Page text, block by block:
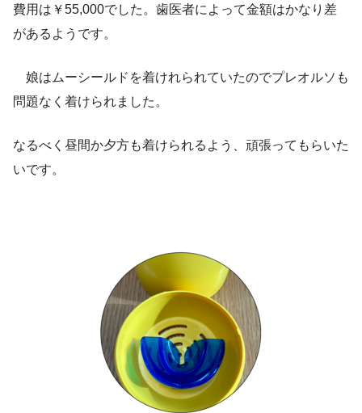
費用は￥55,000でした。歯医者によって金額はかなり差
があるようです。
娘はムーシールドを着けれられていたのでプレオルソも
問題なく着けられました。
なるべく昼間か夕方も着けられるよう、頑張ってもらいた
いです。